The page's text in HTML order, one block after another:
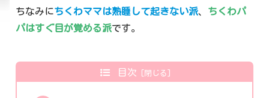
ちなみにちくわママは熟睡して起きない派、 ちくわパ
パはすぐ目が覚める派です。
目次